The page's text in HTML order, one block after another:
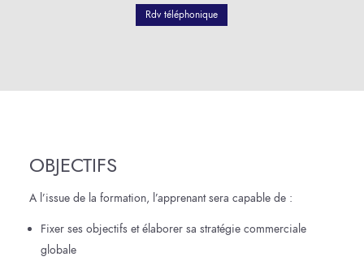
Rdv téléphonique
OBJECTIFS
A l’issue de la formation, l’apprenant sera capable de :
Fixer ses objectifs et élaborer sa stratégie commerciale
globale